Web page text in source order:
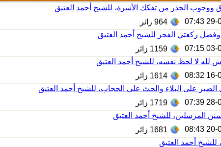
ووجوب الحذر من تفكك الأسرة، للشيخ أحمد العتيق
29-
964 زائر
وفضل ركعتي الفجر للشيخ أحمد العتيق
03-
1159 زائر
لله لا لحظ نفسه، للشيخ أحمد العتيق
16-
1614 زائر
على البلاء والحث على الحجاب، للشيخ أحمد العتيق
28-
1719 زائر
المرسلين، للشيخ أحمد العتيق
20-
1681 زائر
أحمد العتيق